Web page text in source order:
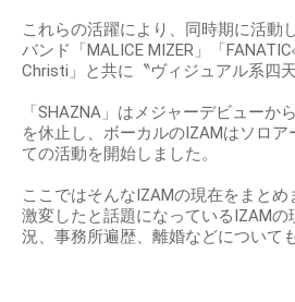
これらの活躍により、同時期に活動
バンド「MALICE MIZER」「
Christi」と共に〝ヴィジュアル系四
「SHAZNA」はメジャーデビューか
を休止し、ボーカルのIZAMはソロ
ての活動を開始しました。
ここではそんなIZAMの現在をまとめ
激変したと話題になっているIZAMの
況、事務所遍歴、離婚などについて